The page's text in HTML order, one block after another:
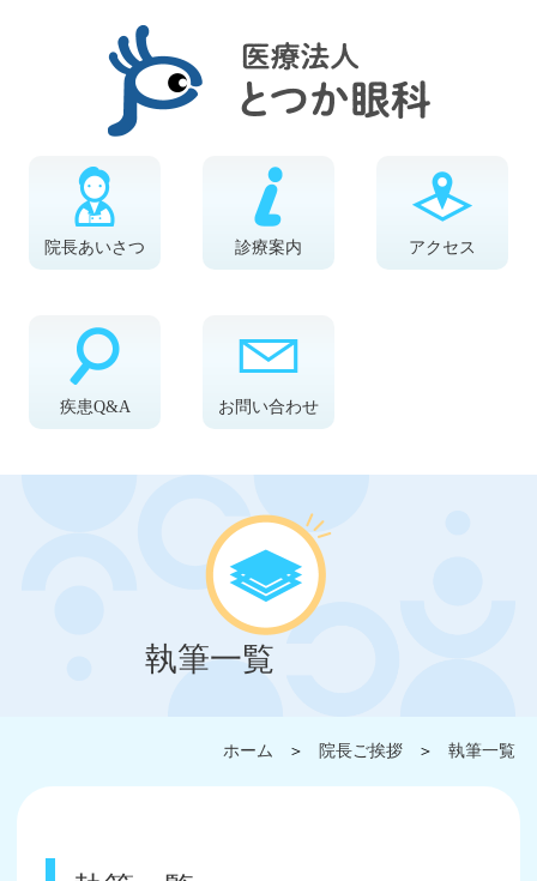
院長あいさつ 診療案内 アクセス
疾患Q&A お問い合わせ
執筆一覧
ホーム ＞ 院長ご挨拶 ＞ 執筆一覧